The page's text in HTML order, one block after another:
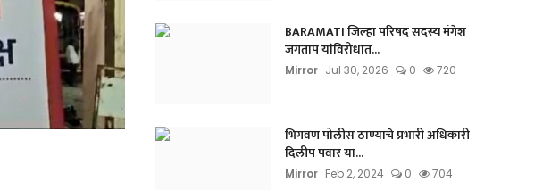
BARAMATI जिल्हा परिषद सदस्य मंगेश
जगताप यांविरोधात...
Mirror Jul 30, 2026 0 720
भिगवण पोलीस ठाण्याचे प्रभारी अधिकारी
दिलीप पवार या...
Mirror Feb 2, 2024 0 704